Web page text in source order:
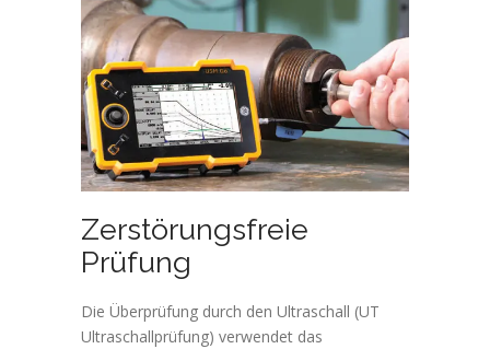
Zerstörungsfreie
Prüfung
Die Überprüfung durch den Ultraschall (UT
Ultraschallprüfung) verwendet das